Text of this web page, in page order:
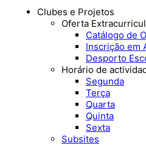
Clubes e Projetos
Oferta
Catálogo de
Inscrição em
Desporto
Horário de
Segunda
Terça
Quarta
Quinta
Sexta
Subsites